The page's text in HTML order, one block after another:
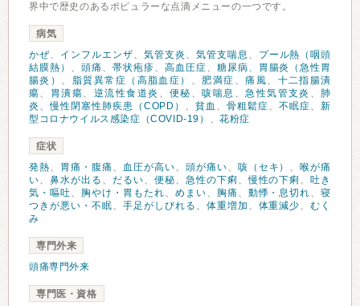
界中で歴史のあるポピュラーな点滴メニューの一つです。
病気
かぜ、 インフルエンザ、 気管支炎 、 気管支喘息 、
プール熱（咽頭
結膜熱） 、 頭痛 、 帯状疱疹、 高血圧症、 糖尿病、
胃腸炎（急性胃
腸炎） 、 脂質異常症（高脂血症） 、 肥満症 、痛風、 十二指腸潰
瘍、 胃潰瘍、 逆流性食道炎 、 便秘 、咳喘息 、急性気管支炎 、 肺
炎 、慢性閉塞性肺疾患（COPD） 、貧血 、骨粗鬆症、不眠症、新
型コロナウイルス感染症（COVID-19） 、花粉症
症状
発熱、 胃痛・腹痛 、 血圧が高い、 頭が痛い、 咳（セキ） 、喉が痛
い、 鼻水が出る 、 だるい、 便秘、 急性の下痢 、慢性の下痢 、吐き
気・嘔吐、 胸やけ・胃もたれ、 めまい、 胸痛 、 動悸・息切れ、寝
つきが悪い・不眠、 手足がしびれる 、 体重増加 、 体重減少、むく
み
専門外来
頭痛専門外来
専門医・資格